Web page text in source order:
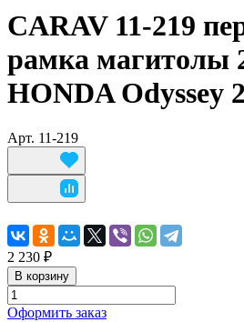
CARAV 11-219
рамка магитолы
HONDA Odyssey
Арт. 11-219
2 230 ₽
В корзину
Оформить заказ